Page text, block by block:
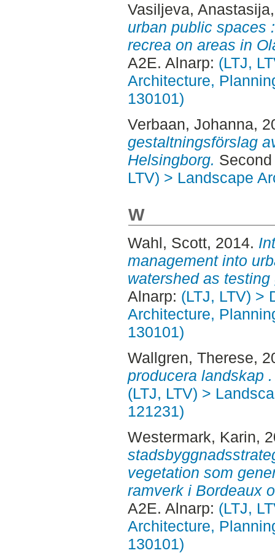
Vasiljeva, Anastasija
urban public spaces
recrea on areas in
A2E. Alnarp: (LTJ,
Architecture,
130101)
Verbaan, Johanna,
gestaltningsförslag
Helsingborg.
LTV) > Landscape
W
Wahl, Scott, 2014.
management into
watershed as testing
Alnarp: (LTJ, LTV) >
Architecture,
130101)
Wallgren, Therese,
producera landskap .
(LTJ, LTV) >
121231)
Westermark, Karin,
vegetation som
ramverk i Bordeaux
A2E. Alnarp: (LTJ,
Architecture,
130101)